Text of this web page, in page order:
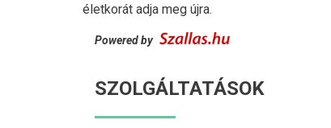
életkorát adja meg újra.
Powered by
SZOLGÁLTATÁSOK